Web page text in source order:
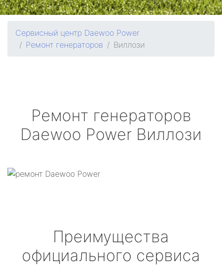
Сервисный центр Daewoo Power
Ремонт генераторов
Виллози
Ремонт генераторов
Daewoo Power Виллози
Преимущества
официального сервиса